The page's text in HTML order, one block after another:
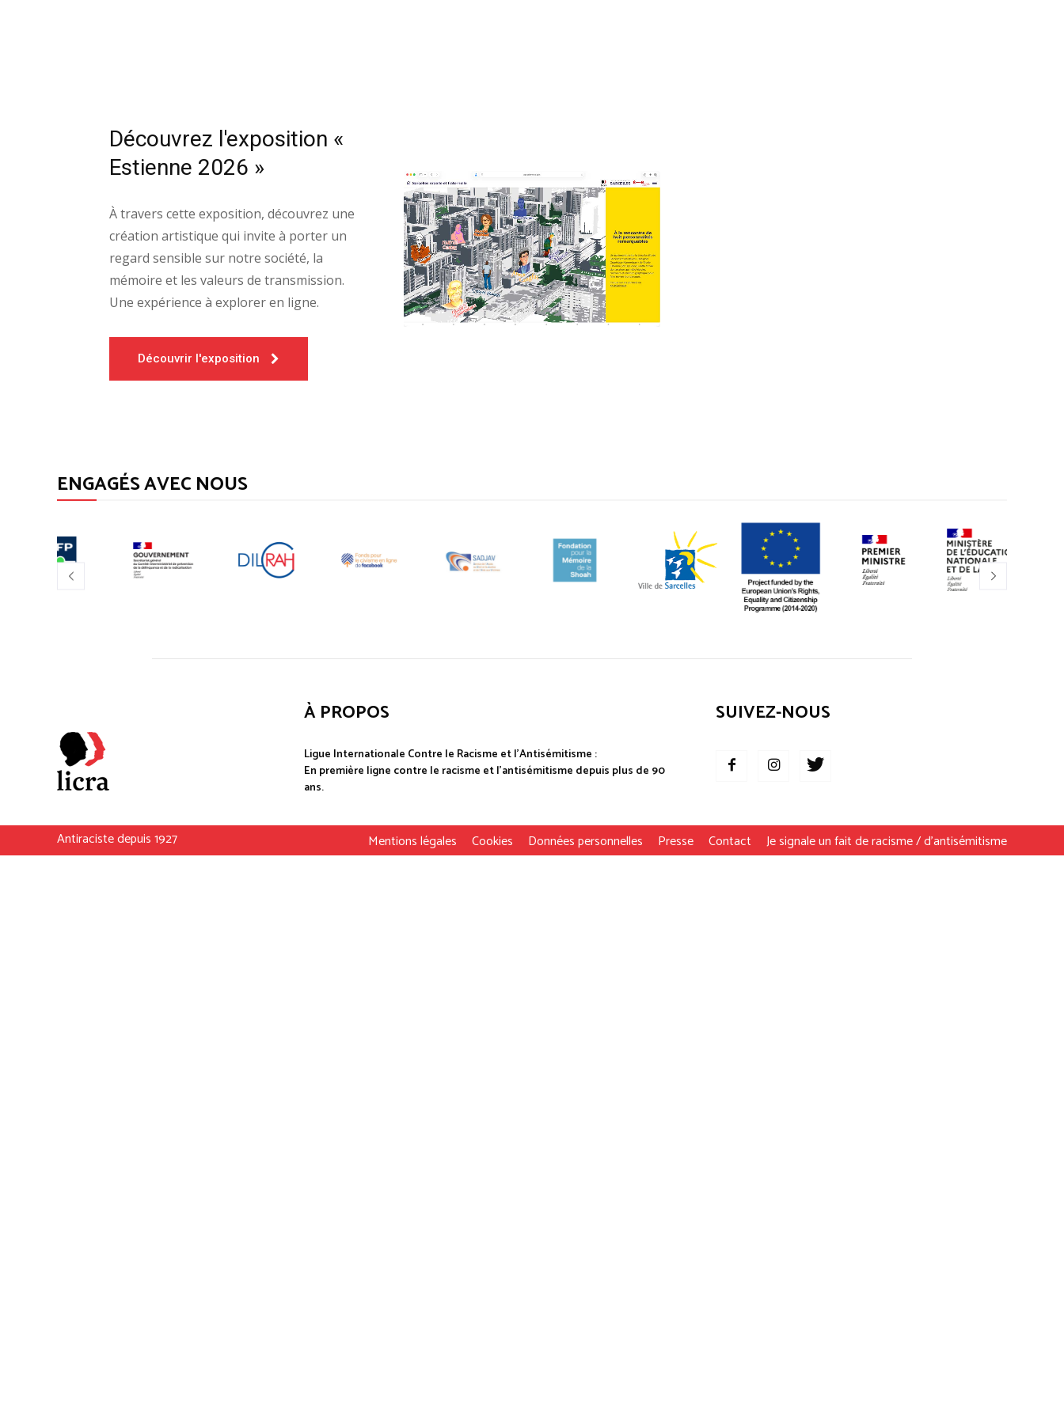
Découvrez l'exposition «
Estienne 2026 »
À travers cette exposition, découvrez une
création artistique qui invite à porter un
regard sensible sur notre société, la
mémoire et les valeurs de transmission.
Une expérience à explorer en ligne.
Découvrir l'exposition
ENGAGÉS AVEC NOUS
À PROPOS
Ligue Internationale Contre le Racisme et l'Antisémitisme :
En première ligne contre le racisme et l'antisémitisme depuis plus de 90
ans.
SUIVEZ-NOUS
Mentions légales Cookies Données personnelles Presse Contact Je signale un fait de racisme / d’antisémitisme
Antiraciste depuis 1927